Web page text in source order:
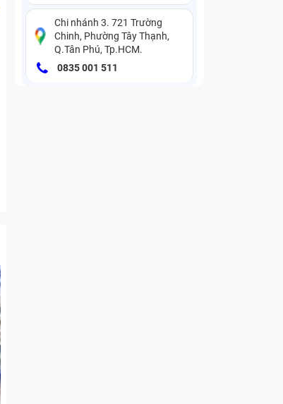
Chi nhánh 3. 721 Trường
Chinh, Phường Tây Thạnh,
Q.Tân Phú, Tp.HCM.
0835 001 511